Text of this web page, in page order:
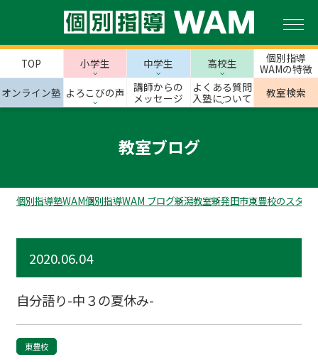
TOP 小学生 中学生 高校生
個別指導
WAMの特徴
オンライン塾 よろこびの声
講師からの
メッセージ
よくある質問
入塾について
教室検索
教室ブログ
個別指導塾WAM個別指導WAM ブログ新潟教室新発田市東豊校のスタッ
2020.06.04
自分語り-中３の夏休み-
東豊校